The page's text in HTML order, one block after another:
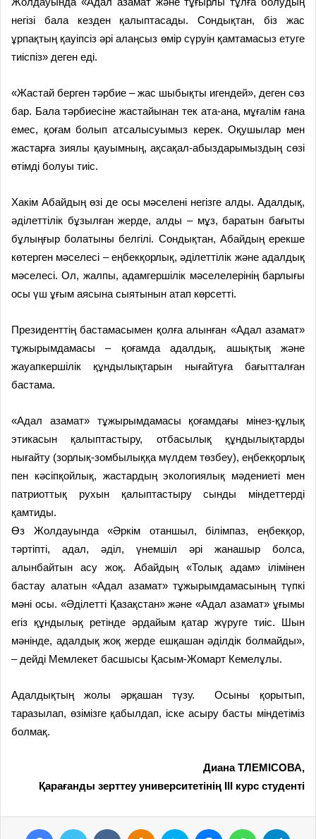
негізі бала кезден қалыптасады. Сондықтан, біз жас
ұрпақтың қауіпсіз әрі алаңсыз өмір сүруін қамтамасыз етуге
тиіспіз» деген еді.
«Жастай берген тәрбие – жас шыбықты игендей», деген сөз
бар. Бала тәрбиесіне жастайынан тек ата-ана, мұғалім ғана
емес, қоғам болып атсалысуымыз керек. Оқушылар мен
жастарға зиялы қауымның, ақсақал-абызда­рымыздың сөзі
өтімді болуы тиіс.
Хакім Абайдың өзі де осы мәселені негізге алды. Адалдық,
әділеттілік бұзылған жерде, алды – мұз, баратын бағыты
бұлыңғыр болатыны белгілі. Сондықтан, Абайдың ерекше
көтерген мәселесі – еңбекқорлық, әділеттілік және адалдық
мәселесі. Ол, жалпы, адамгершілік мәселелерінің барлығы
осы үш ұғым аясына сыятынын атап көрсетті.
Президенттің бастамасымен қол­ға алынған «Адал азамат»
тұжырымдамасы – қоғамда адалдық, ашық­тық және
жауапкершілік құн­дылықтарын нығайтуға бағыттал­ған
бастама.
«Адал азамат» тұжырымдамасы қоғамдағы мінез-құлық
этикасын қалыптастыру, отбасылық құндылықтарды
нығайту (зорлық-зомбылыққа мүлдем төзбеу), еңбекқорлық
пен кәсіпқойлық, жастардың экологиялық мәдениеті мен
патриоттық рухын қалыптастыру сынды міндеттерді
қамтиды.
Өз Жолдауында «Әркім отаншыл, білімпаз, еңбекқор,
тәртіпті, адал, әділ, үнемшіл әрі жанашыр болса,
алынбайтын асу жоқ. Абайдың «Толық адам» ілімінен
бастау алатын «Адал азамат» тұжырымдамасының түпкі
мәні осы. «Әділетті Қазақстан» және «Адал азамат» ұғымы
егіз құндылық ретінде әрдайым қатар жүруге тиіс. Шын
мәнінде, адалдық жоқ жерде ешқашан әділдік болмайды»,
– дейді Мемлекет басшысы Қасым-Жомарт Кемелұлы.
Адалдықтың жолы әрқашан түзу. Осыны қорытып,
таразылап, өзімізге қабылдап, іске асыру басты міндетіміз
болмақ.
Диана ТЛЕМІСОВА,
Қарағанды зерттеу университетінің III курс студенті